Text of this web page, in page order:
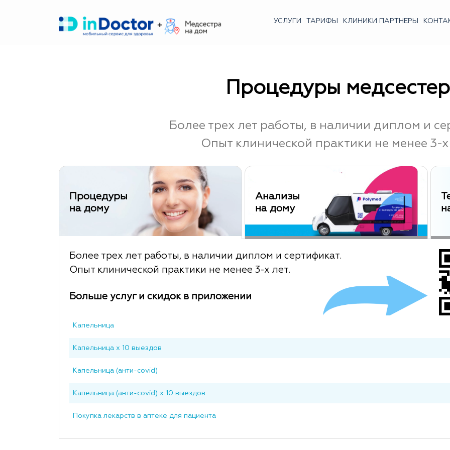
УСЛУГИ ТАРИФЫ КЛИНИКИ ПАРТНЕРЫ
Процедуры медсестер
Более трех лет работы, в наличии диплом и
Опыт клинической практики не менее 3-х
Процедуры
на дому
Анализы
на дому
Более трех лет работы, в наличии диплом и сертификат.
Опыт клинической практики не менее 3-х лет.
Больше услуг и скидок в приложении
Капельница
Капельница x 10 выездов
Капельница (анти-covid)
Капельница (анти-covid) x 10 выездов
Покупка лекарств в аптеке для пациента